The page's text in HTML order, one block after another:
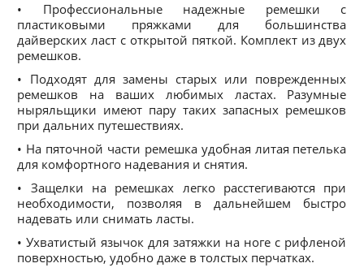
• Профессиональные надежные ремешки с
пластиковыми пряжками для большинства
дайверских ласт с открытой пяткой. Комплект из двух
ремешков.
• Подходят для замены старых или поврежденных
ремешков на ваших любимых ластах. Разумные
ныряльщики имеют пару таких запасных ремешков
при дальних путешествиях.
• На пяточной части ремешка удобная литая петелька
для комфортного надевания и снятия.
• Защелки на ремешках легко расстегиваются при
необходимости, позволяя в дальнейшем быстро
надевать или снимать ласты.
• Ухватистый язычок для затяжки на ноге с рифленой
поверхностью, удобно даже в толстых перчатках.